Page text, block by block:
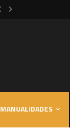
MANUALIDADES